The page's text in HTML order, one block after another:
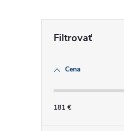
Cena
181 €